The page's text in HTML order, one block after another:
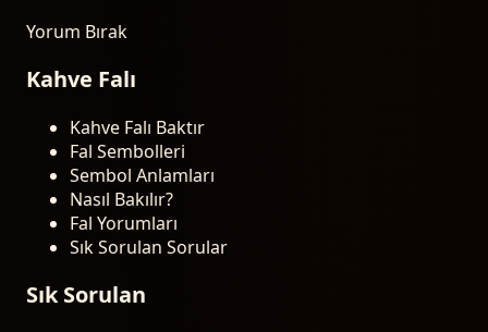
Yorum Bırak
Kahve Falı
Kahve Falı Baktır
Fal Sembolleri
Sembol Anlamları
Nasıl Bakılır?
Fal Yorumları
Sık Sorulan Sorular
Sık Sorulan